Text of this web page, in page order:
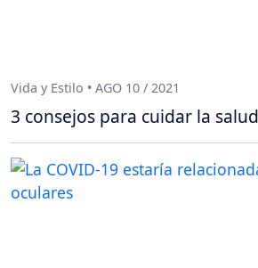
Vida y Estilo • AGO 10 / 2021
3 consejos para cuidar la